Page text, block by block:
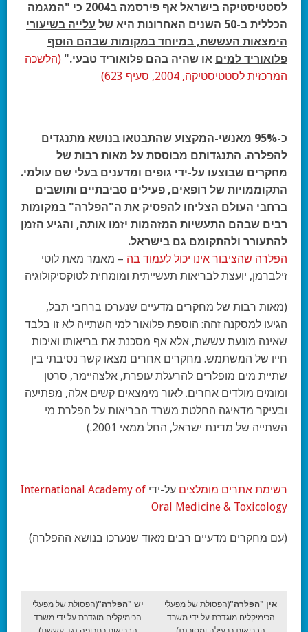
לסטטיסטיקה בישראל אף פירסמה ב2004 כי "המגמה
הכללית ב-50 השנים האחרונות היא של
עלייה בשיעורי
הימצאות העששת, במיוחד במקומות שבהם הוסף
פלואוריד למים או שהיה בהם פלואוריד טבעי." (הלשכה
המרכזית לסטטיסטיקה, 2004, סעיף 623)
כ-95% מאנשי-המקצוע שהתבטאו
בנושא מתנגדים
להפלרה. התנגדותם מבוססת על מאות רבות של
מחקרים שבוצעו על-ידי גופים ומדענים בעלי שם עולמי.
התקוממויות של רופאים, פעילים סביבתיים ותושבים
ברחבי העולם הצליחו להפסיק את ה"הפלרה" במקומות
רבים שבהם התעשיות המזהמות יזמו אותה, והגיע הזמן
להתעורר ולהתקומם גם בישראל.
הפלרה שהציבור אינו יכול לעמוד בה – מאמר מאת לוטי
זילברמן, יועצת לבריאות תעשייתית ומומחית לטוקסיקולוגיה
(מאות רבות של מחקרים מדעיים שנערכו ברחבי תבל,
הגיעו למסקנה זהה: הוספת פלואור למי השתייה לא זו בלבד
שאינה מונעת עששת, אלא אף מסכנת את בריאותו ואיכות
חייו של המשתמש. מחקרים אחרים מצאו קשר נסיבתי בין
שתיית מים מופלרים להרעלת עופרת, אלצהיימר, סרטן
ומומים מולדים אחרים. לאור מימצאים קשים אלה, מפתיעה
ובעיקר מדאיגה החלטת משרד הבריאות על הפלרת מי
השתייה של מדינת ישראל, החל ממאי 2001.)
רשימת אתרים מומלצים על-ידי International Academy of
Oral Medicine & Toxicology
(עם מחקרים מדעיים רבים מאוד שנערכו בנושא ההפלרה)
אין "הפלרה"(הפסולת של מפעלי
הכימיקלים מוגדרת על ידי משרד
יש "הפלרה"(הפסולת של מפעלי
הכימיקלים מוגדרת על ידי משרד